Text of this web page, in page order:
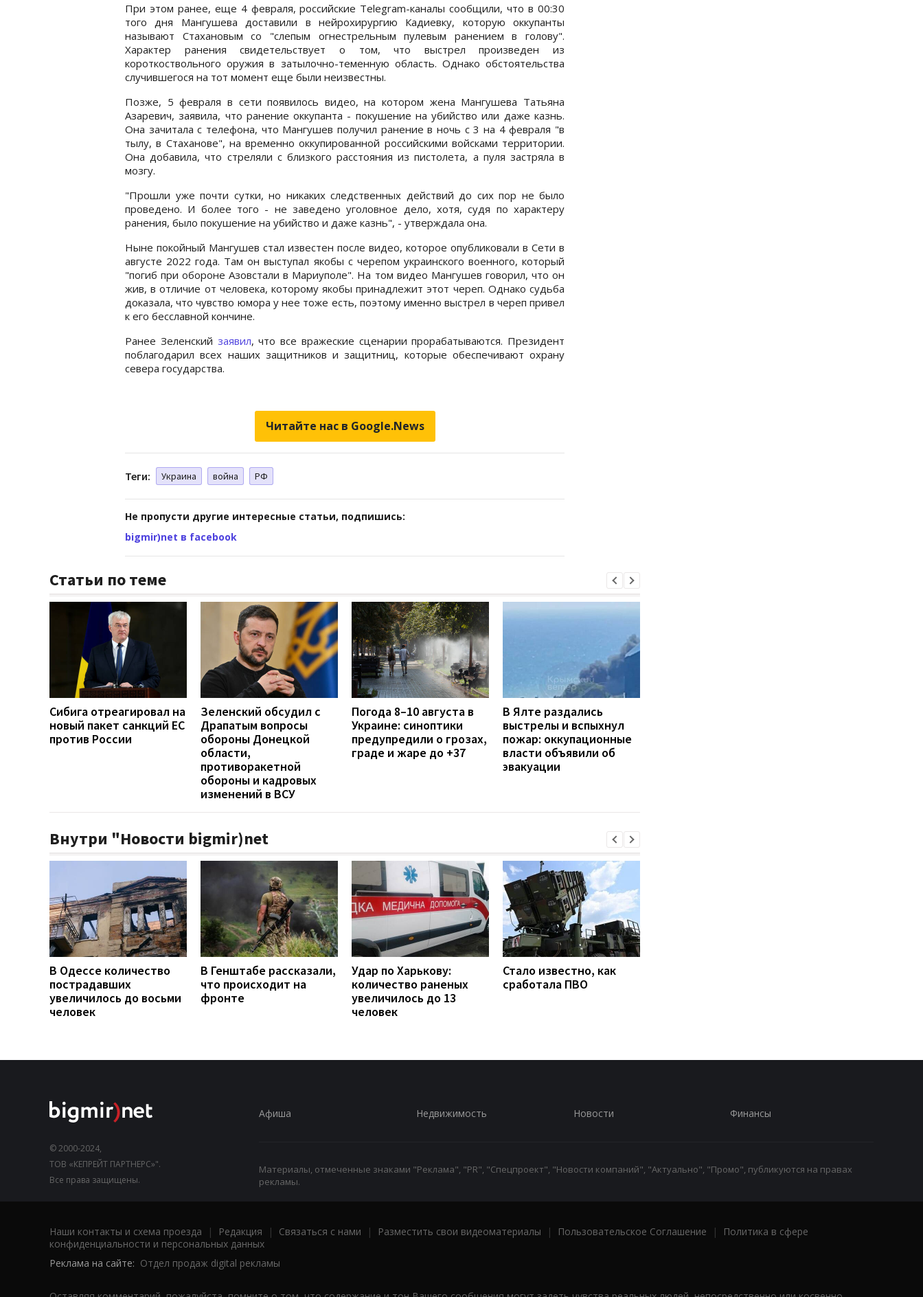
При этом ранее, еще 4 февраля, российские Telegram-каналы сообщили, что в 00:30
того дня Мангушева доставили в нейрохирургию Кадиевку, которую оккупанты
называют Стахановым со "слепым огнестрельным пулевым ранением в голову".
Характер ранения свидетельствует о том, что выстрел произведен из
короткоствольного оружия в затылочно-теменную область. Однако обстоятельства
случившегося на тот момент еще были неизвестны.
Позже, 5 февраля в сети появилось видео, на котором жена Мангушева Татьяна
Азаревич, заявила, что ранение оккупанта - покушение на убийство или даже казнь.
Она зачитала с телефона, что Мангушев получил ранение в ночь с 3 на 4 февраля "в
тылу, в Стаханове", на временно оккупированной российскими войсками территории.
Она добавила, что стреляли с близкого расстояния из пистолета, а пуля застряла в
мозгу.
"Прошли уже почти сутки, но никаких следственных действий до сих пор не было
проведено. И более того - не заведено уголовное дело, хотя, судя по характеру
ранения, было покушение на убийство и даже казнь", - утверждала она.
Ныне покойный Мангушев стал известен после видео, которое опубликовали в Сети в
августе 2022 года. Там он выступал якобы с черепом украинского военного, который
"погиб при обороне Азовстали в Мариуполе". На том видео Мангушев говорил, что он
жив, в отличие от человека, которому якобы принадлежит этот череп. Однако судьба
доказала, что чувство юмора у нее тоже есть, поэтому именно выстрел в череп привел
к его бесславной кончине.
Ранее Зеленский заявил, что все вражеские сценарии прорабатываются. Президент
поблагодарил всех наших защитников и защитниц, которые обеспечивают охрану
севера государства.
Читайте нас в Google.News
Теги: Украина война РФ
Не пропусти другие интересные статьи, подпишись:
bigmir)net в facebook
Статьи по теме
Сибига отреагировал на
новый пакет санкций ЕС
против России
Зеленский обсудил с
Драпатым вопросы
обороны Донецкой
области,
противоракетной
обороны и кадровых
изменений в ВСУ
Погода 8–10 августа в
Украине: синоптики
предупредили о грозах,
граде и жаре до +37
В Ялте раздались
выстрелы и вспыхнул
пожар: оккупационные
власти объявили об
эвакуации
Внутри "Новости bigmir)net
В Одессе количество
пострадавших
увеличилось до восьми
человек
В Генштабе рассказали,
что происходит на
фронте
Удар по Харькову:
количество раненых
увеличилось до 13
человек
Стало известно, как
сработала ПВО
© 2000-2024,
ТОВ «КЕПРЕЙТ ПАРТНЕРС»".
Все права защищены.
Афиша Недвижимость Новости Финансы
Материалы, отмеченные знаками "Реклама", "PR", "Спецпроект", "Новости компаний", "Актуально", "Промо", публикуются на правах
рекламы.
Наши контакты и схема проезда | Редакция | Связаться с нами | Разместить свои видеоматериалы | Пользовательское Соглашение |
Политика в сфере
конфиденциальности и персональных данных
Реклама на сайте: Отдел продаж digital рекламы